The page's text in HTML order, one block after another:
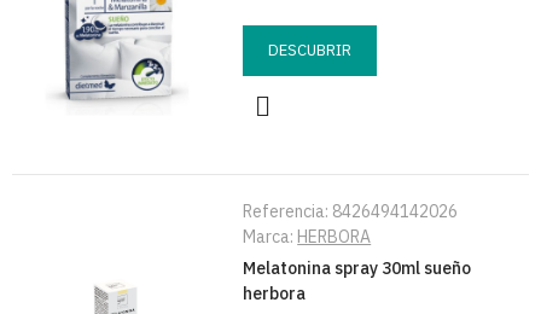
DESCUBRIR
Referencia: 8426494142026
Marca: HERBORA
Melatonina spray 30ml sueño
herbora